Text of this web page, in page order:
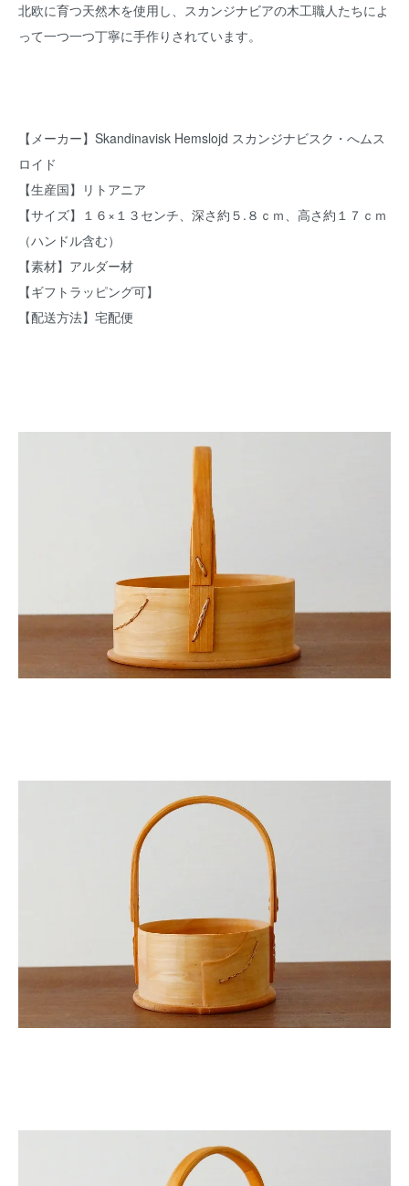
北欧に育つ天然木を使用し、スカンジナビアの木工職人たちによ
って一つ一つ丁寧に手作りされています。
【メーカー】Skandinavisk Hemslojd スカンジナビスク・へムス
ロイド
【生産国】リトアニア
【サイズ】１６×１３センチ、深さ約５.８ｃｍ、高さ約１７ｃｍ
（ハンドル含む）
【素材】アルダー材
【ギフトラッピング可】
【配送方法】宅配便